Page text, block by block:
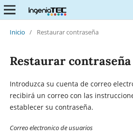
Inicio / Restaurar contraseña
Restaurar contraseña
Introduzca su cuenta de correo
recibirá un correo con las
establecer su contraseña.
Correo electronico de usuarios